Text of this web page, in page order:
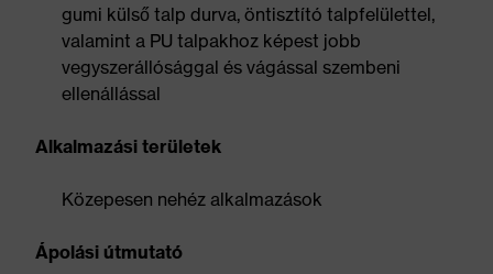
gumi külső talp durva, öntisztító talpfelülettel,
valamint a PU talpakhoz képest jobb
vegyszerállósággal és vágással szembeni
ellenállással
Alkalmazási területek
Közepesen nehéz alkalmazások
Ápolási útmutató